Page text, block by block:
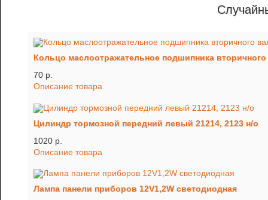
Кольцо маслоотражательное подшипника
70 p.
Описание товара
Цилиндр тормозной передний левый 21214, 2123 н/о
1020 p.
Описание товара
Лампа панели приборов 12V1,2W светодиодная